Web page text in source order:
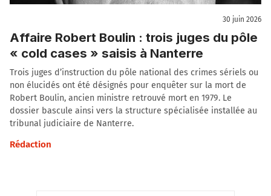
30 juin 2026
Affaire Robert Boulin : trois juges du pôle
« cold cases » saisis à Nanterre
Trois juges d’instruction du pôle national des crimes sériels ou
non élucidés ont été désignés pour enquêter sur la mort de
Robert Boulin, ancien ministre retrouvé mort en 1979. Le
dossier bascule ainsi vers la structure spécialisée installée au
tribunal judiciaire de Nanterre.
Rédaction